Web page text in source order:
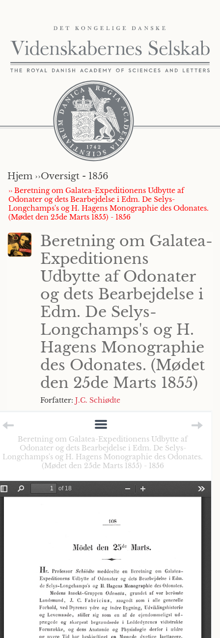
Hjem ››Oversigt - 1856
›› Beretning om Galatea-Expeditionens Udbytte af
Odonater og dets Bearbejdelse i Edm. De Selys-
Longchamps's og H. Hagens Monographie des Odonates.
(Mødet den 25de Marts 1855) - 1856
Beretning om Galatea-
Expeditionens
Udbytte af Odonater
og dets Bearbejdelse i
Edm. De Selys-
Longchamps's og H.
Hagens Monographie
des Odonates. (Mødet
den 25de Marts 1855)
Forfatter: J.C. Schiødte
Beretning om Galatea-Expeditionens Udbytte af
Odonater og dets Bearbejdelse i Edm. De Selys-
Longchamps's og H. Hagens Monographie des Odonates.
(Mødet den 25de Marts 1855) - 1856